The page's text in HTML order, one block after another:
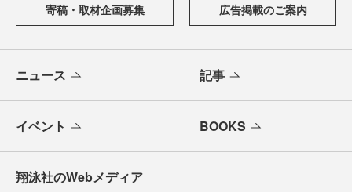
寄稿・取材企画募集 広告掲載のご案内
ニュース 記事
イベント BOOKS
翔泳社のWebメディア